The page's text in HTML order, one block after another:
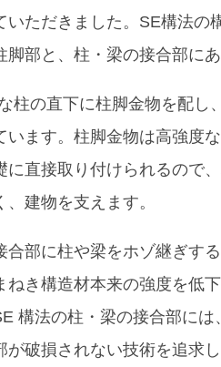
ただきました。 SE構法の
脚部と、柱・梁の接合部に
柱の直下に柱脚金物を配し
います。柱脚金物は高強度
に直接取り付けられるので
建物を支えます。
合部に柱や梁をホゾ継ぎす
ねき構造材本来の強度を低
構法の柱・梁の接合部には
が破損されない技術を追求